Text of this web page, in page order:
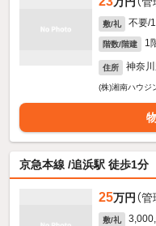
敷/礼 不要/
階数/階建 1
住所 神奈
(株)湘南ハウジ
京急本線 /追浜駅 徒歩1分
25万円 （
敷/礼